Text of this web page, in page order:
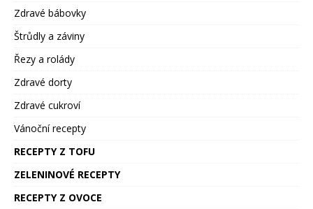
Zdravé bábovky
Štrůdly a záviny
Řezy a rolády
Zdravé dorty
Zdravé cukroví
Vánoční recepty
RECEPTY Z TOFU
ZELENINOVÉ RECEPTY
RECEPTY Z OVOCE